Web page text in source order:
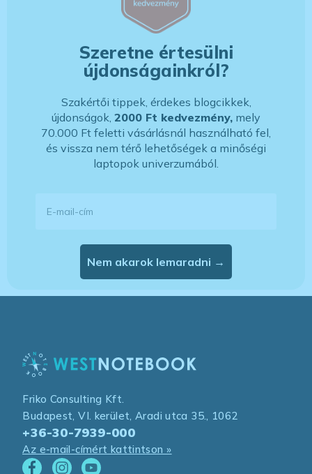
Szeretne értesülni
újdonságainkról?
Szakértői tippek, érdekes blogcikkek,
újdonságok, 2000 Ft kedvezmény, mely
70.000 Ft feletti vásárlásnál használható fel,
és vissza nem térő lehetőségek a minőségi
laptopok univerzumából.
Nem akarok lemaradni →
Friko Consulting Kft.
Budapest, VI. kerület, Aradi utca 35., 1062
+36-30-7939-000
Az e-mail-címért kattintson »